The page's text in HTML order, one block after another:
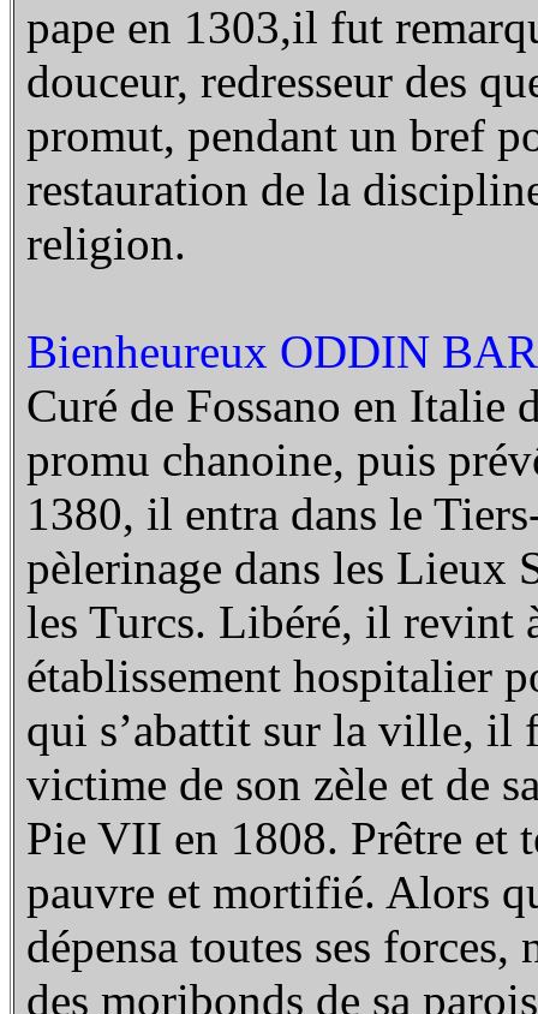
pape en 1303,il fut
douceur, redresseur des
promut, pendant un bref
restauration de la
religion.
Bienheureux ODDIN
Curé de Fossano en Italie
promu chanoine, puis
1380, il entra dans le
pèlerinage dans les
les Turcs. Libéré, il revint
établissement hospitalier
qui s’abattit sur la ville, il
victime de son zèle et de
Pie VII en 1808. Prêtre et
pauvre et mortifié. Alors
dépensa toutes ses
des moribonds de sa